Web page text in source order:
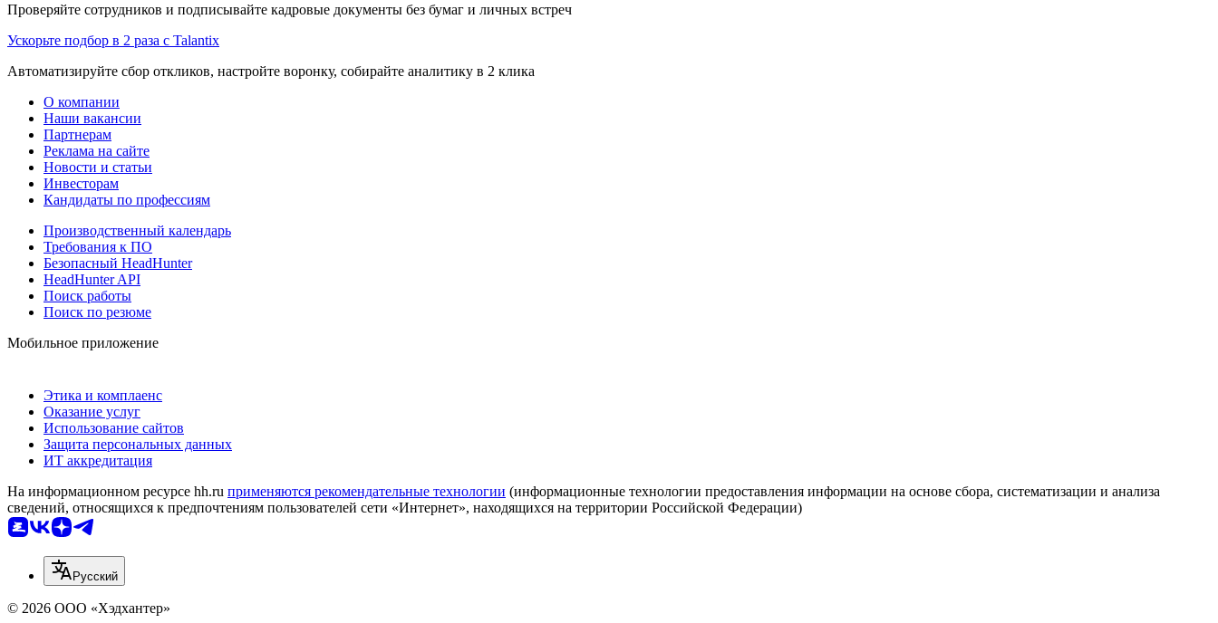
Проверяйте сотрудников и подписывайте кадровые документы без бумаг и личных встреч
Ускорьте подбор в 2 раза с Talantix
Автоматизируйте сбор откликов, настройте воронку, собирайте аналитику в 2 клика
О компании
Наши вакансии
Партнерам
Реклама на сайте
Новости и статьи
Инвесторам
Кандидаты по профессиям
Производственный календарь
Требования к ПО
Безопасный HeadHunter
HeadHunter API
Поиск работы
Поиск по резюме
Мобильное приложение
Этика и комплаенс
Оказание услуг
Использование сайтов
Защита персональных данных
ИТ аккредитация
На информационном ресурсе hh.ru применяются рекомендательные технологии (информационные технологии предоставления информации на основе сбора, систематизации и анализа
сведений, относящихся к предпочтениям пользователей сети «Интернет», находящихся на территории Российской Федерации)
Русский
© 2026 ООО «Хэдхантер»